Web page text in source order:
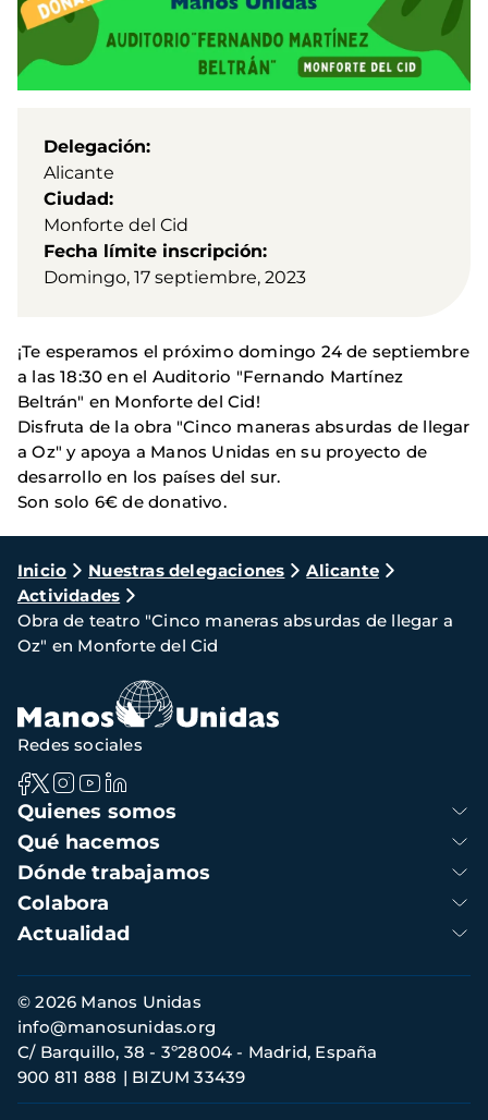
Delegación
Alicante
Ciudad
Monforte del Cid
Fecha límite inscripción
Domingo, 17 septiembre, 2023
¡Te esperamos el próximo domingo 24 de septiembre
a las 18:30 en el Auditorio "Fernando Martínez
Beltrán" en Monforte del Cid!
Disfruta de la obra "Cinco maneras absurdas de llegar
a Oz" y apoya a Manos Unidas en su proyecto de
desarrollo en los países del sur.
Son solo 6€ de donativo.
Ruta
de
navegación
Inicio Nuestras delegaciones
Alicante
Actividades
Obra de teatro "Cinco maneras absurdas de llegar a
Oz" en Monforte del Cid
Navegación
principal
Quienes somos
Qué hacemos
Dónde trabajamos
Colabora
Actualidad
Redes sociales
Información
de
contacto
© 2026 Manos Unidas
C/ Barquillo, 38 - 3º28004 - Madrid, España
900 811 888
BIZUM 33439
info@manosunidas.org